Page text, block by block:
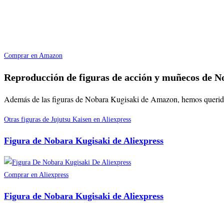
Comprar en Amazon
Reproducción de figuras de acción y muñecos de
Además de las figuras de Nobara Kugisaki de Amazon, hemos
Otras figuras de Jujutsu Kaisen en Aliexpress
Figura de Nobara Kugisaki de Aliexpress
Comprar en Aliexpress
Figura de Nobara Kugisaki de Aliexpress